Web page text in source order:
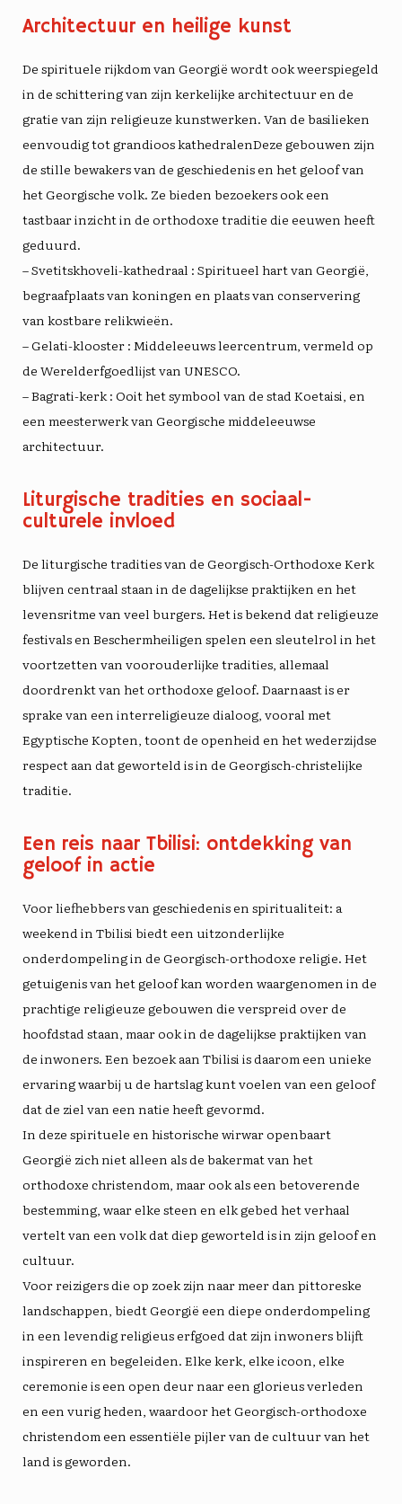
Architectuur en heilige kunst
De spirituele rijkdom van Georgië wordt ook weerspiegeld
in de schittering van zijn kerkelijke architectuur en de
gratie van zijn religieuze kunstwerken. Van de basilieken
eenvoudig tot grandiooskathedralenDeze gebouwen zijn
de stille bewakers van de geschiedenis en het geloof van
het Georgische volk. Ze bieden bezoekers ook een
tastbaar inzicht in de orthodoxe traditie die eeuwen heeft
geduurd.
–Svetitskhoveli-kathedraal : Spiritueel hart van Georgië,
begraafplaats van koningen en plaats van conservering
van kostbare relikwieën.
–Gelati-klooster : Middeleeuws leercentrum, vermeld op
de Werelderfgoedlijst van UNESCO.
–Bagrati-kerk: Ooit het symbool van de stad Koetaisi, en
een meesterwerk van Georgische middeleeuwse
architectuur.
Liturgische tradities en sociaal-
culturele invloed
De liturgische tradities van de Georgisch-Orthodoxe Kerk
blijven centraal staan ​​in de dagelijkse praktijken en het
levensritme van veel burgers. Het is bekend dat religieuze
festivals en Beschermheiligen spelen een sleutelrol in het
voortzetten van voorouderlijke tradities, allemaal
doordrenkt van het orthodoxe geloof. Daarnaast is er
sprake van een interreligieuze dialoog, vooral met
Egyptische Kopten, toont de openheid en het wederzijdse
respect aan dat geworteld is in de Georgisch-christelijke
traditie.
Een reis naar Tbilisi: ontdekking van
geloof in actie
Voor liefhebbers van geschiedenis en spiritualiteit: a
weekend in Tbilisi biedt een uitzonderlijke
onderdompeling in de Georgisch-orthodoxe religie. Het
getuigenis van het geloof kan worden waargenomen in de
prachtige religieuze gebouwen die verspreid over de
hoofdstad staan, maar ook in de dagelijkse praktijken van
de inwoners. Een bezoek aan Tbilisi is daarom een ​​unieke
ervaring waarbij u de hartslag kunt voelen van een geloof
dat de ziel van een natie heeft gevormd.
In deze spirituele en historische wirwar openbaart
Georgië zich niet alleen als de bakermat van het
orthodoxe christendom, maar ook als een betoverende
bestemming, waar elke steen en elk gebed het verhaal
vertelt van een volk dat diep geworteld is in zijn geloof en
cultuur.
Voor reizigers die op zoek zijn naar meer dan pittoreske
landschappen, biedt Georgië een diepe onderdompeling
in een levendig religieus erfgoed dat zijn inwoners blijft
inspireren en begeleiden. Elke kerk, elke icoon, elke
ceremonie is een open deur naar een glorieus verleden
en een vurig heden, waardoor het Georgisch-orthodoxe
christendom een ​​essentiële pijler van de cultuur van het
land is geworden.